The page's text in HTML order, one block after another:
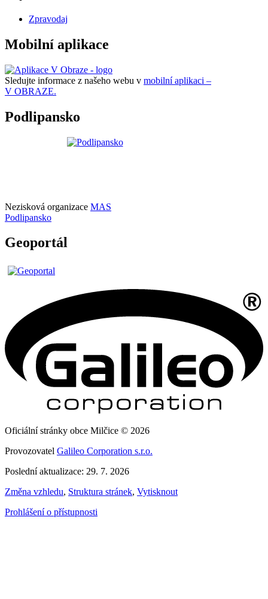
Zpravodaj
Mobilní aplikace
Sledujte informace z našeho webu v mobilní aplikaci –
V OBRAZE.
Podlipansko
Nezisková organizace MAS
Podlipansko
Geoportál
Oficiální stránky obce Milčice © 2026
Provozovatel Galileo Corporation s.r.o.
Poslední aktualizace: 29. 7. 2026
Změna vzhledu, Struktura stránek, Vytisknout
Prohlášení o přístupnosti